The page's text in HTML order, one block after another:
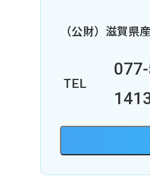
（公財）滋賀県
TEL